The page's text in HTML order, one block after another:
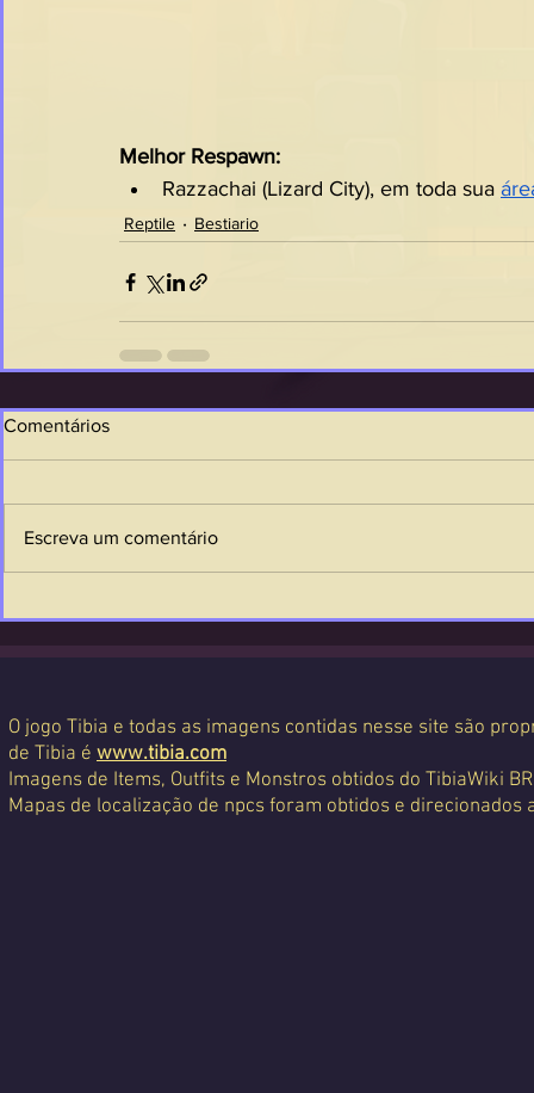
Melhor Respawn:
Razzachai (Lizard City), em toda sua
Reptile Bestiario
Comentários
Escreva um comentário
O jogo Tibia e todas as imagens contidas nesse site são
de Tibia é www.tibia.com
Imagens de Items, Outfits e Monstros obtidos do TibiaWiki
Mapas de localização de npcs foram obtidos e direcionados